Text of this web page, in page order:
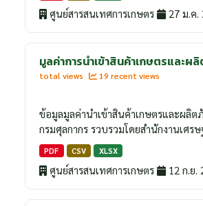
ศูนย์สารสนเทศการเกษตร 27 ม.ค.
มูลค่าการนำเข้าสินค้าเกษตรและ
total views
19 recent views
ข้อมูลมูลค่านำเข้าสินค้าเกษตรและผลิ
กรมศุลกากร รวบรวมโดยสำนักงานเศร
PDF CSV XLSX
ศูนย์สารสนเทศการเกษตร 12 ก.ย.